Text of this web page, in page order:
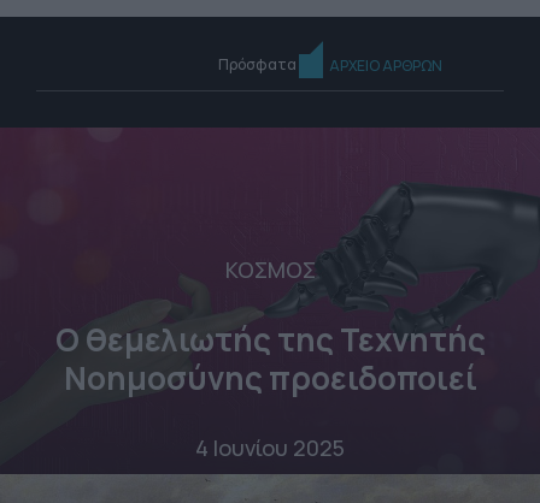
Πρόσφατα ΑΡΧΕΙΟ ΑΡΘΡΩΝ
ΚΟΣΜΟΣ
Ο θεμελιωτής της Τεχνητής
Νοημοσύνης προειδοποιεί
4 Ιουνίου 2025